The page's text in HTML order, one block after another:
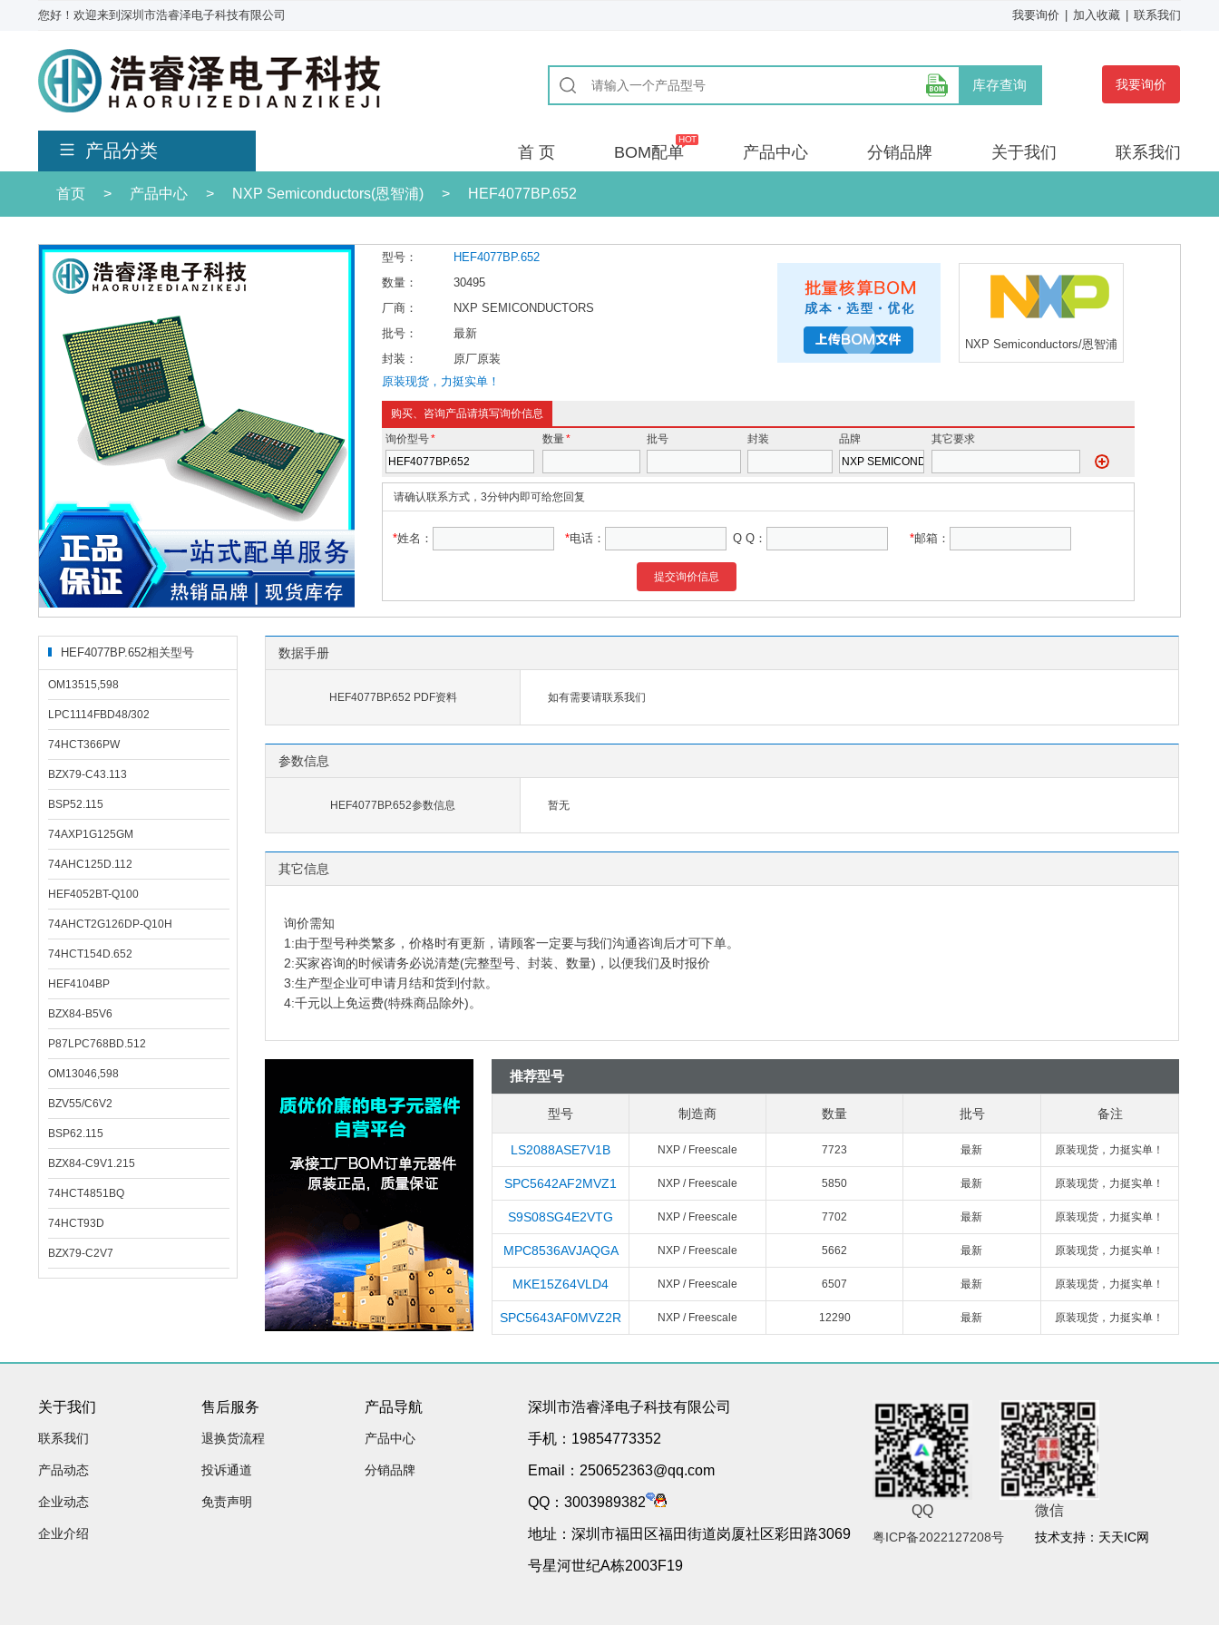
您好！欢迎来到深圳市浩睿泽电子科技有限公司 我要询价 加入收藏 联系我们
库存查询 我要询价
产品分类 首 页 BOM配单 产品中心 分销品牌 关于我们 联系我们
首页 > 产品中心 > NXP Semiconductors(恩智浦) > HEF4077BP.652
型号：
HEF4077BP.652
数量：
30495
厂商：
NXP SEMICONDUCTORS
批号：
最新
封装：
原厂原装
原装现货，力挺实单！
NXP Semiconductors/恩智浦
购买、咨询产品请填写询价信息
询价型号* 数量* 批号 封装 品牌 其它要求
请确认联系方式，3分钟内即可给您回复
*姓名： *电话： Q Q： *邮箱：
提交询价信息
HEF4077BP.652相关型号
OM13515,598
LPC1114FBD48/302
74HCT366PW
BZX79-C43.113
BSP52.115
74AXP1G125GM
74AHC125D.112
HEF4052BT-Q100
74AHCT2G126DP-Q10H
74HCT154D.652
HEF4104BP
BZX84-B5V6
P87LPC768BD.512
OM13046,598
BZV55/C6V2
BSP62.115
BZX84-C9V1.215
74HCT4851BQ
74HCT93D
BZX79-C2V7
数据手册
HEF4077BP.652 PDF资料 如有需要请联系我们
参数信息
HEF4077BP.652参数信息 暂无
其它信息
询价需知
1:由于型号种类繁多，价格时有更新，请顾客一定要与我们沟通咨询后才可下单。
2:买家咨询的时候请务必说清楚(完整型号、封装、数量)，以便我们及时报价
3:生产型企业可申请月结和货到付款。
4:千元以上免运费(特殊商品除外)。
推荐型号
型号 制造商 数量 批号 备注
LS2088ASE7V1B NXP / Freescale 7723 最新 原装现货，力挺实单！
SPC5642AF2MVZ1 NXP / Freescale 5850 最新 原装现货，力挺实单！
S9S08SG4E2VTG NXP / Freescale 7702 最新 原装现货，力挺实单！
MPC8536AVJAQGA NXP / Freescale 5662 最新 原装现货，力挺实单！
MKE15Z64VLD4 NXP / Freescale 6507 最新 原装现货，力挺实单！
SPC5643AF0MVZ2R NXP / Freescale 12290 最新 原装现货，力挺实单！
关于我们
联系我们
产品动态
企业动态
企业介绍
售后服务
退换货流程
投诉通道
免责声明
产品导航
产品中心
分销品牌
深圳市浩睿泽电子科技有限公司
手机：19854773352
Email：250652363@qq.com
QQ：3003989382
地址：深圳市福田区福田街道岗厦社区彩田路3069
号星河世纪A栋2003F19
QQ 微信
粤ICP备2022127208号 技术支持：天天IC网